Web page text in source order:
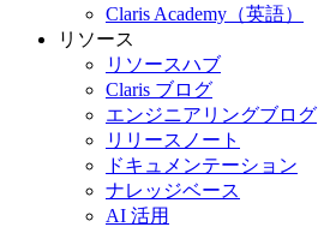
Claris Academy（英語）
リソース
リソースハブ
Claris ブログ
エンジニアリングブログ
リリースノート
ドキュメンテーション
ナレッジベース
AI 活用